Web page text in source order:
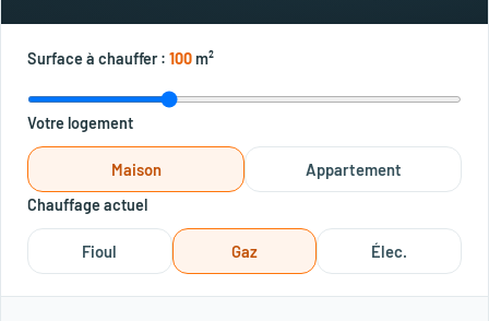
Surface à chauffer : 100m²
Votre logement
Maison Appartement
Chauffage actuel
Fioul Gaz Élec.